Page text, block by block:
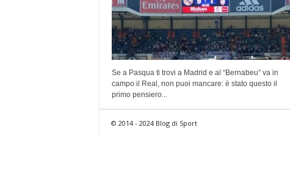
Se a Pasqua ti trovi a Madrid e al “Bernabeu” va in
campo il Real, non puoi mancare: è stato questo il
primo pensiero...
© 2014 - 2024 Blog di Sport